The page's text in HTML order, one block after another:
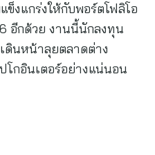
ข็งแกร่งให้กับพอร์ตโฟลิโอ
อีกด้วย งานนี้นักลงทุน
ดินหน้าลุยตลาดต่าง
โกอินเตอร์อย่างแน่นอน